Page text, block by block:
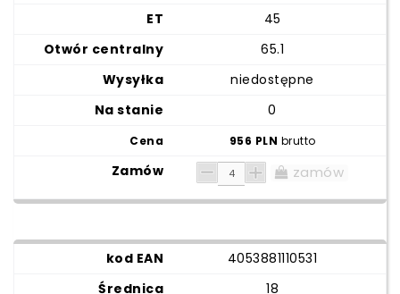
45
65.1
niedostępne
0
956 PLN brutto
zamów
4053881110531
18